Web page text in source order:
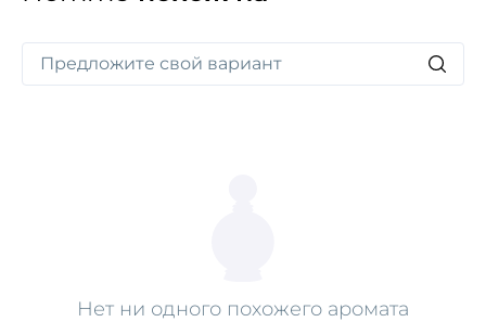
Нет ни одного похожего аромата